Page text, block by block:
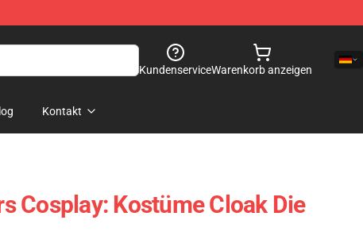
KundenserviceWarenkorb anzeigen
Kontakt
Cosplay: Kostüme Cloak Die